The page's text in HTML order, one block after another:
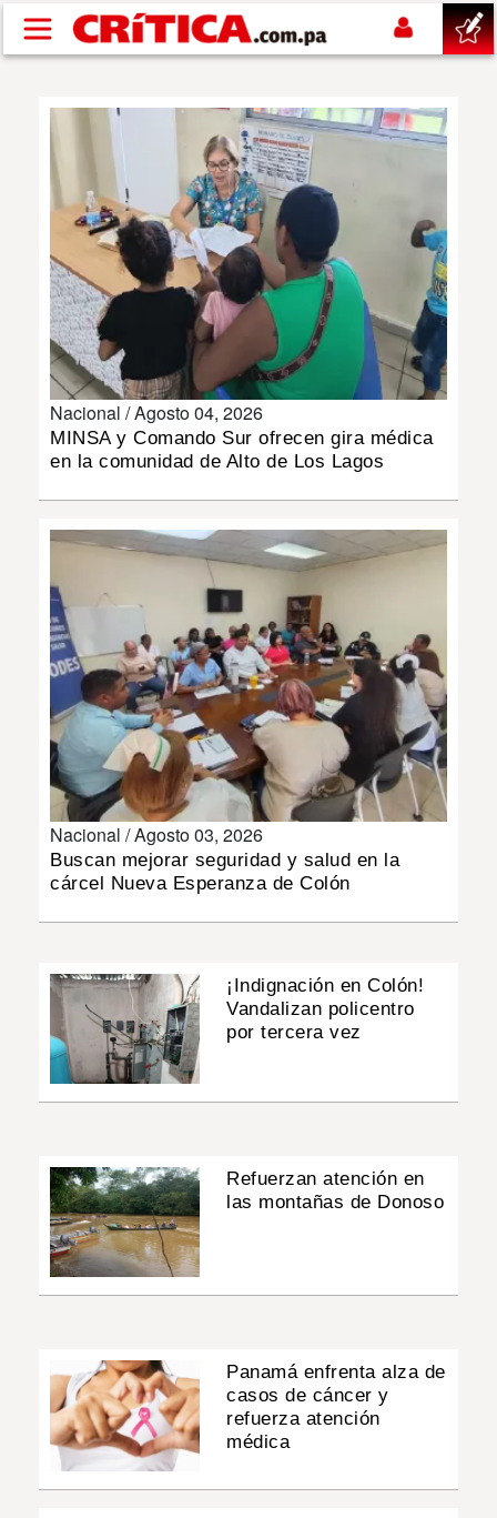
Pasar al contenido principal
NACIONAL
POLÍTICA
SHOW
DEPORTES
INSÓLITAS
MULTIMEDIA
IMPRESO
Nacional /Agosto 04, 2026
MINSA y Comando Sur ofrecen gira médica
en la comunidad de Alto de Los Lagos
Nacional /Agosto 03, 2026
Buscan mejorar seguridad y salud en la
cárcel Nueva Esperanza de Colón
¡Indignación en Colón!
Vandalizan policentro
por tercera vez
Refuerzan atención en
las montañas de Donoso
Panamá enfrenta alza de
casos de cáncer y
refuerza atención
médica